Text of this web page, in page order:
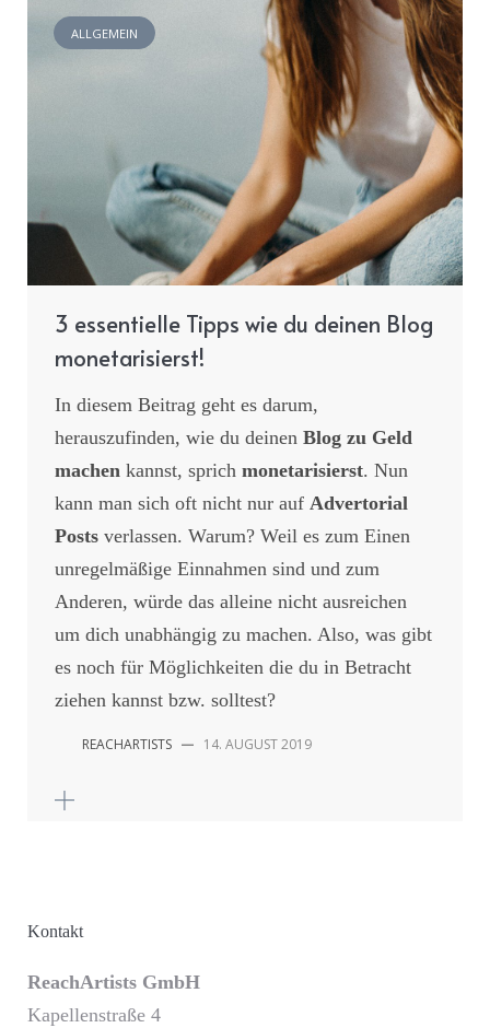
ALLGEMEIN
3 essentielle Tipps wie du deinen Blog
monetarisierst!
In diesem Beitrag geht es darum,
herauszufinden, wie du deinen Blog zu Geld
machen kannst, sprich monetarisierst. Nun
kann man sich oft nicht nur auf Advertorial
Posts verlassen. Warum? Weil es zum Einen
unregelmäßige Einnahmen sind und zum
Anderen, würde das alleine nicht ausreichen
um dich unabhängig zu machen. Also, was gibt
es noch für Möglichkeiten die du in Betracht
ziehen kannst bzw. solltest?
REACHARTISTS — 14. AUGUST 2019
Kontakt
ReachArtists GmbH
Kapellenstraße 4